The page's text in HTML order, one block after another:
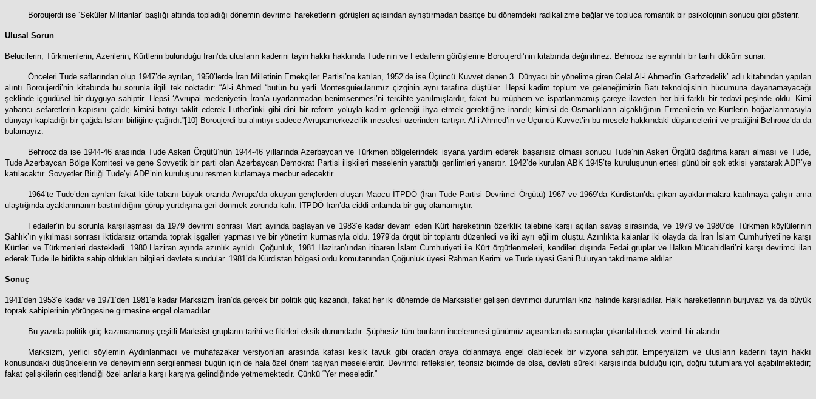
Boroujerdi ise ‘Seküler Militanlar’ başlığı altında topladığı dönemin devrimci hareketlerini görüşleri açısından ayrıştırmadan basitçe bu dönemdeki radikalizme bağlar ve topluca romantik bir psikolojinin sonucu gibi gösterir.
Ulusal Sorun
Belucilerin, Türkmenlerin, Azerilerin, Kürtlerin bulunduğu İran’da ulusların kaderini tayin hakkı hakkında Tude’nin ve Fedailerin görüşlerine Boroujerdi’nin kitabında değinilmez. Behrooz ise ayrıntılı bir tarihi döküm sunar.
Önceleri Tude saflarından olup 1947’de ayrılan, 1950’lerde İran Milletinin Emekçiler Partisi’ne katılan, 1952’de ise Üçüncü Kuvvet denen 3. Dünyacı bir yönelime giren Celal Al-i Ahmed’in ‘Garbzedelik’ adlı kitabından yapılan
alıntı Boroujerdi’nin kitabında bu sorunla ilgili tek noktadır: “Al-i Ahmed “bütün bu yerli Montesguieularımız çizginin aynı tarafına düştüler. Hepsi kadim toplum ve geleneğimizin Batı teknolojisinin hücumuna dayanamayacağı
şeklinde içgüdüsel bir duyguya sahiptir. Hepsi ‘Avrupai medeniyetin İran’a uyarlanmadan benimsenmesi’ni tercihte yanılmışlardır, fakat bu müphem ve ispatlanmamış çareye ilaveten her biri farklı bir tedavi peşinde oldu. Kimi
yabancı sefaretlerin kapısını çaldı; kimisi batıyı taklit ederek Luther’inki gibi dini bir reform yoluyla kadim geleneği ihya etmek gerektiğine inandı; kimisi de Osmanlıların alçaklığının Ermenilerin ve Kürtlerin boğazlanmasıyla
dünyayı kapladığı bir çağda İslam birliğine çağırdı.”[10] Boroujerdi bu alıntıyı sadece Avrupamerkezcilik meselesi üzerinden tartışır. Al-i Ahmed’in ve Üçüncü Kuvvet’in bu mesele hakkındaki düşüncelerini ve pratiğini Behrooz’da da
bulamayız.
Behrooz’da ise 1944-46 arasında Tude Askeri Örgütü’nün 1944-46 yıllarında Azerbaycan ve Türkmen bölgelerindeki isyana yardım ederek başarısız olması sonucu Tude’nin Askeri Örgütü dağıtma kararı alması ve Tude,
Tude Azerbaycan Bölge Komitesi ve gene Sovyetik bir parti olan Azerbaycan Demokrat Partisi ilişkileri meselenin yarattığı gerilimleri yansıtır. 1942’de kurulan ABK 1945’te kuruluşunun ertesi günü bir şok etkisi yaratarak ADP’ye
katılacaktır. Sovyetler Birliği Tude’yi ADP’nin kuruluşunu resmen kutlamaya mecbur edecektir.
1964’te Tude’den ayrılan fakat kitle tabanı büyük oranda Avrupa’da okuyan gençlerden oluşan Maocu İTPDÖ (İran Tude Partisi Devrimci Örgütü) 1967 ve 1969’da Kürdistan’da çıkan ayaklanmalara katılmaya çalışır ama
ulaştığında ayaklanmanın bastırıldığını görüp yurtdışına geri dönmek zorunda kalır. İTPDÖ İran’da ciddi anlamda bir güç olamamıştır.
Fedailer’in bu sorunla karşılaşması da 1979 devrimi sonrası Mart ayında başlayan ve 1983’e kadar devam eden Kürt hareketinin özerklik talebine karşı açılan savaş sırasında, ve 1979 ve 1980’de Türkmen köylülerinin
Şahlık’ın yıkılması sonrası iktidarsız ortamda toprak işgalleri yapması ve bir yönetim kurmasıyla oldu. 1979’da örgüt bir toplantı düzenledi ve iki ayrı eğilim oluştu. Azınlıkta kalanlar iki olayda da İran İslam Cumhuriyeti’ne karşı
Kürtleri ve Türkmenleri destekledi. 1980 Haziran ayında azınlık ayrıldı. Çoğunluk, 1981 Haziran’ından itibaren İslam Cumhuriyeti ile Kürt örgütlenmeleri, kendileri dışında Fedai gruplar ve Halkın Mücahidleri’ni karşı devrimci ilan
ederek Tude ile birlikte sahip oldukları bilgileri devlete sundular. 1981’de Kürdistan bölgesi ordu komutanından Çoğunluk üyesi Rahman Kerimi ve Tude üyesi Gani Buluryan takdirname aldılar.
Sonuç
1941’den 1953’e kadar ve 1971’den 1981’e kadar Marksizm İran’da gerçek bir politik güç kazandı, fakat her iki dönemde de Marksistler gelişen devrimci durumları kriz halinde karşıladılar. Halk hareketlerinin burjuvazi ya da büyük
toprak sahiplerinin yörüngesine girmesine engel olamadılar.
Bu yazıda politik güç kazanamamış çeşitli Marksist grupların tarihi ve fikirleri eksik durumdadır. Şüphesiz tüm bunların incelenmesi günümüz açısından da sonuçlar çıkarılabilecek verimli bir alandır.
Marksizm, yerlici söylemin Aydınlanmacı ve muhafazakar versiyonları arasında kafası kesik tavuk gibi oradan oraya dolanmaya engel olabilecek bir vizyona sahiptir. Emperyalizm ve ulusların kaderini tayin hakkı
konusundaki düşüncelerin ve deneyimlerin sergilenmesi bugün için de hala özel önem taşıyan meselelerdir. Devrimci refleksler, teorisiz biçimde de olsa, devleti sürekli karşısında bulduğu için, doğru tutumlara yol açabilmektedir;
fakat çelişkilerin çeşitlendiği özel anlarla karşı karşıya gelindiğinde yetmemektedir. Çünkü “Yer meseledir.”